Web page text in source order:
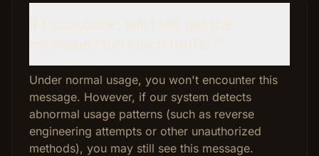
Under normal usage, you won't encounter this
message. However, if our system detects
abnormal usage patterns (such as reverse
engineering attempts or other unauthorized
methods), you may still see this message.